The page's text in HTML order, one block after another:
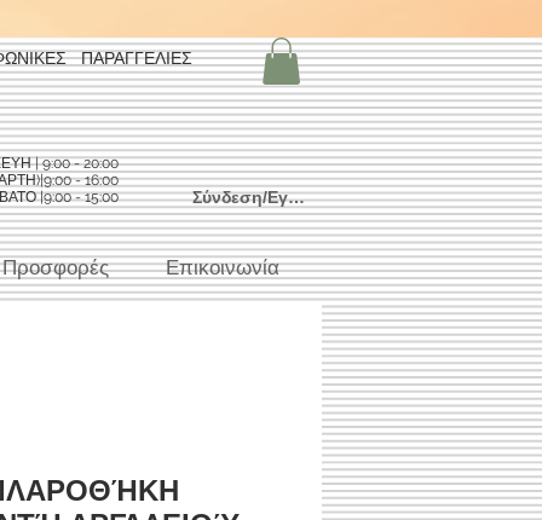
ΠΑΡΑΓΓΕΛΙΕΣ
| 9:00 - 20:00
- 16:00
|9:00 - 15:00
Σύνδεση/Εγγραφή
Προσφορές Επικοινωνία